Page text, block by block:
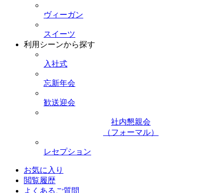
ヴィーガン
スイーツ
利用シーンから探す
入社式
忘新年会
歓送迎会
社内懇親会
（フォーマル）
レセプション
お気に入り
閲覧履歴
よくあるご質問